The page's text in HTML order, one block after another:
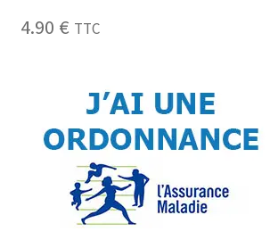
4.90 € TTC